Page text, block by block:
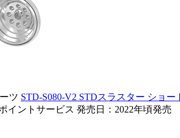
ツ STD-S080-V2 STDスラスター ショー
イントサービス 発売日：2022年頃発売